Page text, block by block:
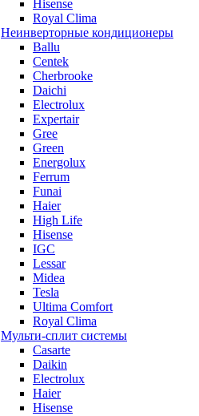
Hisense
Royal Clima
Неинверторные кондиционеры
Ballu
Centek
Cherbrooke
Daichi
Electrolux
Expertair
Gree
Green
Energolux
Ferrum
Funai
Haier
High Life
Hisense
IGC
Lessar
Midea
Tesla
Ultima Comfort
Royal Clima
Мульти-сплит системы
Casarte
Daikin
Electrolux
Haier
Hisense